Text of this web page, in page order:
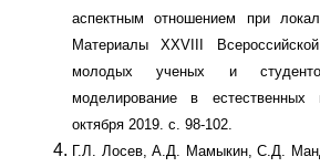
аспектным отношением при
Материалы XXVIII
молодых ученых и
моделирование в
октября 2019. с. 98-102.
Г.Л. Лосев, А.Д. Мамыкин, С.Д.